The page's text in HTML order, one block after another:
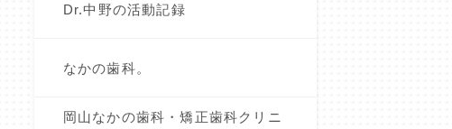
Dr.中野の活動記録
なかの歯科。
岡山なかの歯科・矯正歯科クリニ